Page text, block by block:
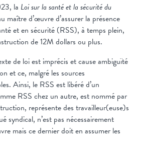
la Loi sur la santé et la sécurité du
maître d’œuvre d’assurer la présence
et en sécurité (RSS), à temps plein,
de 12M dollars ou plus.
de loi est imprécis et cause ambiguïté
et ce, malgré les sources
Ainsi, le RSS est libéré d’un
RSS chez un autre, est nommé par
représente des travailleur(euse)s
syndical, n’est pas nécessairement
mais ce dernier doit en assumer les